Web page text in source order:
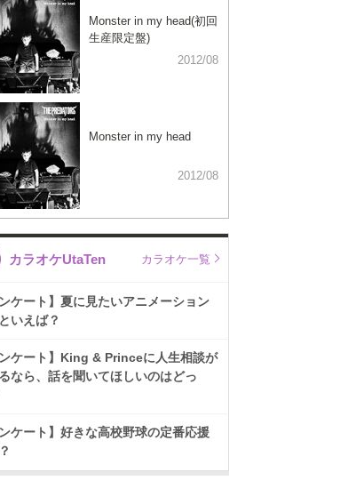
Monster in my head(初回
生産限定盤)
2012/08
Monster in my head
2012/08
カラオケUtaTen カラオケ一覧
ンケート】夏に見たいアニメーション
いえば？
ンケート】King & Princeに人生相談が
なら、話を聞いてほしいのはどっ
ンケート】好きな高校野球の定番応援